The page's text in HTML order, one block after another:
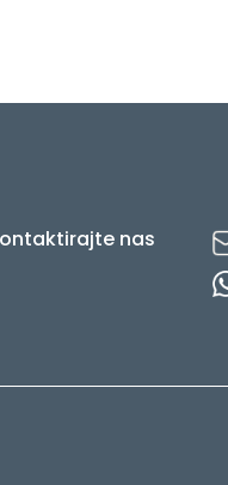
nas